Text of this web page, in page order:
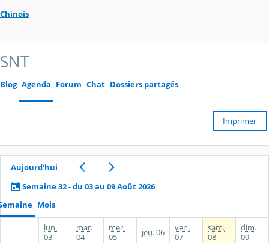
Chinois
SNT
Blog Agenda Forum Chat Dossiers partagés
Imprimer
Aujourd’hui
Semaine 32 - du 03 au 09 Août 2026
Mois
lun.
03
mar.
04
mer.
05
jeu.06
ven.
07
sam.
08
dim.
09